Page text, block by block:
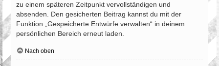
zu einem späteren Zeitpunkt vervollständigen und
absenden. Den gesicherten Beitrag kannst du mit der
Funktion „Gespeicherte Entwürfe verwalten“ in deinem
persönlichen Bereich erneut laden.
Nach oben